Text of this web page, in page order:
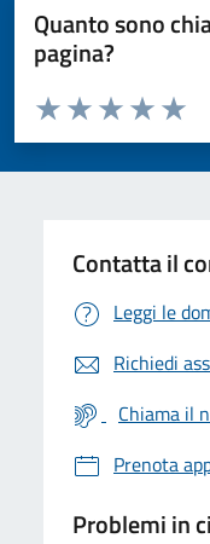
Quanto sono
pagina?
Valuta da 1 a 5 stelle la
Valuta 4
Valuta 3
Valuta 2 stelle su
Valuta 1 stelle su 5
Contatta il
Leggi le
Richiedi
Chiama il
Prenota
Problemi in